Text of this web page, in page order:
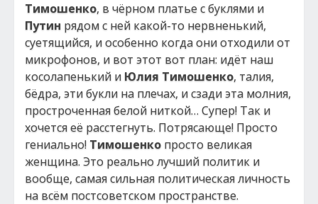
Тимошенко, в чёрном платье с буклями и
Путин рядом с ней какой-то нервненький,
суетящийся, и особенно когда они отходили от
микрофонов, и вот этот вот план: идёт наш
косолапенький и Юлия Тимошенко, талия,
бёдра, эти букли на плечах, и сзади эта молния,
простроченная белой ниткой… Супер! Так и
хочется её расстегнуть. Потрясающе! Просто
гениально! Тимошенко просто великая
женщина. Это реально лучший политик и
вообще, самая сильная политическая личность
на всём постсоветском пространстве.